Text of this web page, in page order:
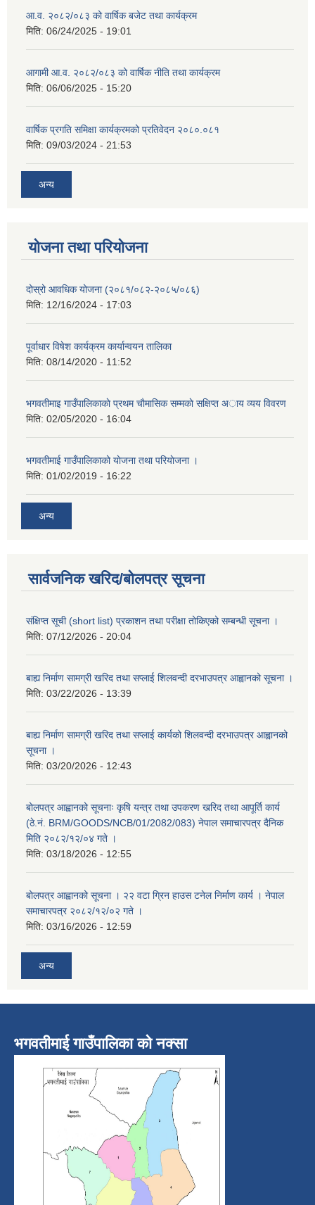
आ.व. २०८२/०८३ को वार्षिक बजेट तथा कार्यक्रम
मिति: 06/24/2025 - 19:01
आगामी आ.व. २०८२/०८३ को वार्षिक नीति तथा कार्यक्रम
मिति: 06/06/2025 - 15:20
वार्षिक प्रगति समिक्षा कार्यक्रमको प्रतिवेदन २०८०.०८१
मिति: 09/03/2024 - 21:53
अन्य
योजना तथा परियोजना
दोस्रो आवधिक योजना (२०८१/०८२-२०८५/०८६)
मिति: 12/16/2024 - 17:03
पूर्वाधार विषेश कार्यक्रम कार्यान्वयन तालिका
मिति: 08/14/2020 - 11:52
भगवतीमाइ गाउँपालिकाकाे प्रथम चाैमासिक सम्मकाे सक्षिप्त अाय व्यय विवरण
मिति: 02/05/2020 - 16:04
भगवतीमाई गाउँपालिकाको याेजना तथा परियाेजना ।
मिति: 01/02/2019 - 16:22
अन्य
सार्वजनिक खरिद/बोलपत्र सूचना
संक्षिप्त सूची (short list) प्रकाशन तथा परीक्षा तोकिएको सम्बन्धी सूचना ।
मिति: 07/12/2026 - 20:04
बाह्य निर्माण सामग्री खरिद तथा सप्लाई शिलवन्दी दरभाउपत्र आह्वानको सूचना ।
मिति: 03/22/2026 - 13:39
बाह्य निर्माण सामग्री खरिद तथा सप्लाई कार्यको शिलवन्दी दरभाउपत्र आह्वानको
सूचना ।
मिति: 03/20/2026 - 12:43
बोलपत्र आह्वानको सूचनाः कृषि यन्त्र तथा उपकरण खरिद तथा आपूर्ति कार्य
(ठे.नं. BRM/GOODS/NCB/01/2082/083) नेपाल समाचारपत्र दैनिक
मिति २०८२/१२/०४ गते ।
मिति: 03/18/2026 - 12:55
बोलपत्र आह्वानको सूचना । २२ वटा ग्रिन हाउस टनेल निर्माण कार्य । नेपाल
समाचारपत्र २०८२/१२/०२ गते ।
मिति: 03/16/2026 - 12:59
अन्य
भगवतीमाई गाउँपालिका को नक्सा